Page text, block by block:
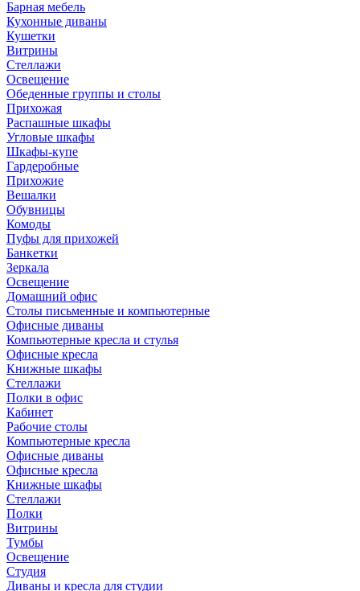
Барная мебель
Кухонные диваны
Кушетки
Витрины
Стеллажи
Освещение
Обеденные группы и столы
Прихожая
Распашные шкафы
Угловые шкафы
Шкафы-купе
Гардеробные
Прихожие
Вешалки
Обувницы
Комоды
Пуфы для прихожей
Банкетки
Зеркала
Освещение
Домашний офис
Столы письменные и компьютерные
Офисные диваны
Компьютерные кресла и стулья
Офисные кресла
Книжные шкафы
Стеллажи
Полки в офис
Кабинет
Рабочие столы
Компьютерные кресла
Офисные диваны
Офисные кресла
Книжные шкафы
Стеллажи
Полки
Витрины
Тумбы
Освещение
Студия
Диваны и кресла для студии